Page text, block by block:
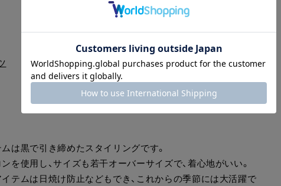
は黒で引き締めたスタイリングです。
を使用し、サイズも若干オーバーサイズで、着心地がいい。
テムは日焼け防止などもでき、これからの季節には大活躍で